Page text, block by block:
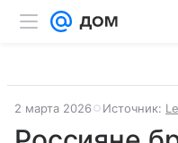
2 марта 2026 Источник: